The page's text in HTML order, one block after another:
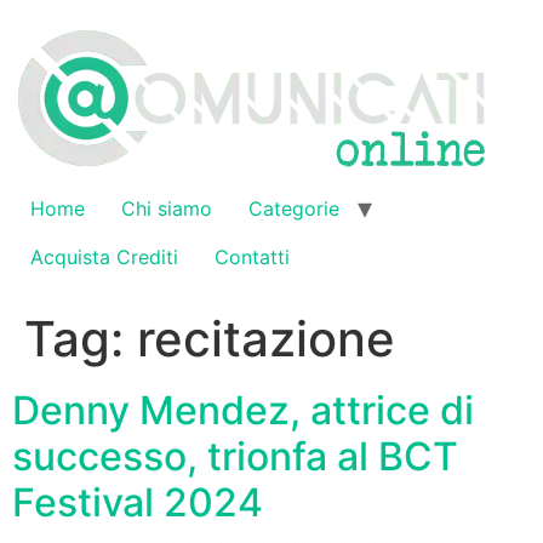
contenuto
Home Chi siamo
Categorie
Acquista Crediti
Contatti
Tag: recitazione
Denny Mendez, attrice di
successo, trionfa al BCT
Festival 2024